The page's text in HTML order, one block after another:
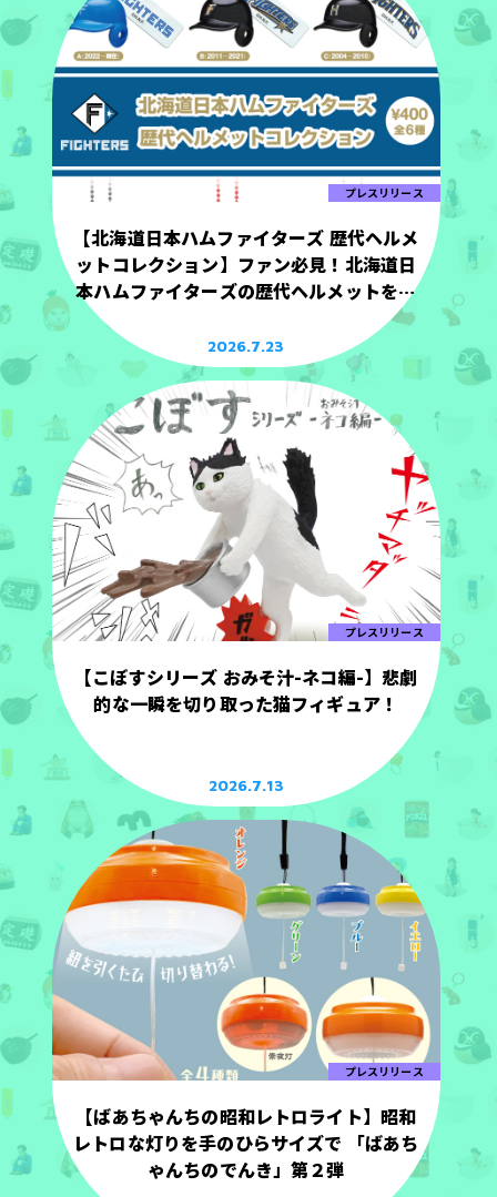
プレスリリース
【北海道日本ハムファイターズ 歴代ヘルメ
ットコレクション】ファン必見！北海道日
本ハムファイターズの歴代ヘルメットを手
2026.7.23
プレスリリース
【こぼすシリーズ おみそ汁-ネコ編-】悲劇
的な一瞬を切り取った猫フィギュア！
2026.7.13
プレスリリース
【ばあちゃんちの昭和レトロライト】昭和
レトロな灯りを手のひらサイズで 「ばあち
ゃんちのでんき」第２弾